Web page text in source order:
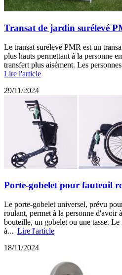
Transat de jardin surélevé
Le transat surélevé PMR est un
plus hauts permettant à la personne
transfert plus aisément. Les
Lire l'article
29/11/2024
Porte-gobelet pour fauteuil
Le porte-gobelet universel, prévu
roulant, permet à la personne d'avoir
bouteille, un gobelet ou une tasse.
à... Lire l'article
18/11/2024